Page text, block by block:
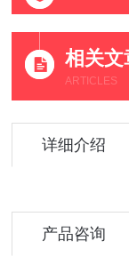
相关文
ARTICLES
详细介绍
产品咨询